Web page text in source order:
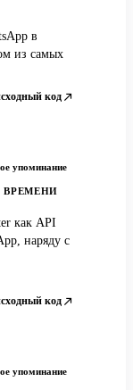
в
из самых
код
упоминание
ВРЕМЕНИ
как API
наряду с
код
упоминание